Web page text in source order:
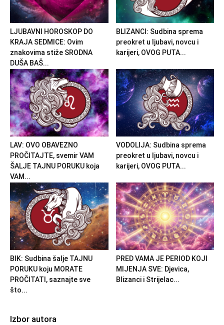
LJUBAVNI HOROSKOP DO
KRAJA SEDMICE: Ovim
znakovima stiže SRODNA
DUŠA BAŠ...
BLIZANCI: Sudbina sprema
preokret u ljubavi, novcu i
karijeri, OVOG PUTA...
LAV: OVO OBAVEZNO
PROČITAJTE, svemir VAM
ŠALJE TAJNU PORUKU koja
VAM...
VODOLIJA: Sudbina sprema
preokret u ljubavi, novcu i
karijeri, OVOG PUTA...
BIK: Sudbina šalje TAJNU
PORUKU koju MORATE
PROČITATI, saznajte sve
što...
PRED VAMA JE PERIOD KOJI
MIJENJA SVE: Djevica,
Blizanci i Strijelac...
Izbor autora